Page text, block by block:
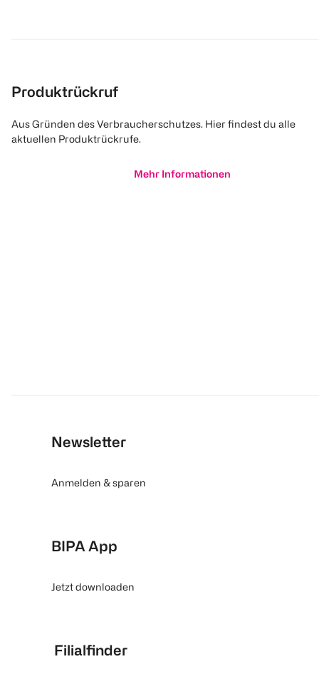
Produktrückruf
Aus Gründen des Verbraucherschutzes. Hier findest du alle
aktuellen Produktrückrufe.
Mehr Informationen
Newsletter
Anmelden & sparen
BIPA App
Jetzt downloaden
Filialfinder